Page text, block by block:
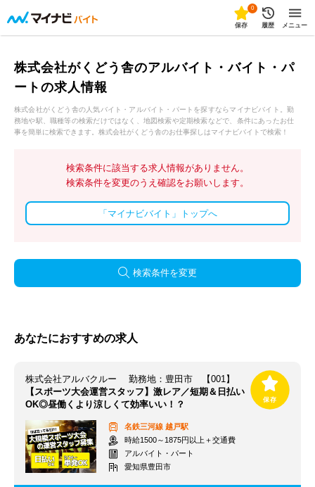
0
保存 履歴 メニュー
株式会社がくどう舎のアルバイト・バイト・パ
ートの求人情報
株式会社がくどう舎の人気バイト・アルバイト・パートを探すならマイナビバイト。勤
務地や駅、職種等の検索だけではなく、地図検索や定期検索などで、条件にあったお仕
事を簡単に検索できます。株式会社がくどう舎のお仕事探しはマイナビバイトで検索！
検索条件に該当する求人情報がありません。
検索条件を変更のうえ確認をお願いします。
「マイナビバイト」トップへ
検索条件を変更
あなたにおすすめの求人
株式会社アルバクルー 勤務地：豊田市 【001】
【スポーツ大会運営スタッフ】激レア／短期＆日払い
OK◎昼働くより涼しくて効率いい！？
名鉄三河線 越戸駅
時給1500～1875円以上＋交通費
アルバイト・パート
愛知県豊田市